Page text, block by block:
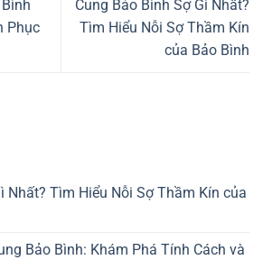
Phục
Cung Bảo Bình Sợ Gì Nhất?
Tìm Hiểu Nỗi Sợ Thầm Kín
của Bảo Bình
Nhất? Tìm Hiểu Nỗi Sợ Thầm Kín của
Bảo Bình: Khám Phá Tính Cách và